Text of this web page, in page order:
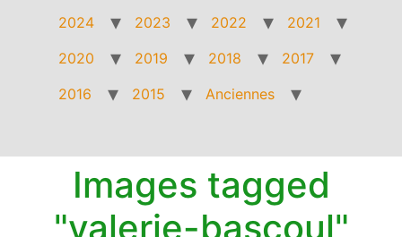
2024 2023 2022
2021
2020
2019 2018
2017
2016
2015 Anciennes
Images tagged
"valerie-bascoul"